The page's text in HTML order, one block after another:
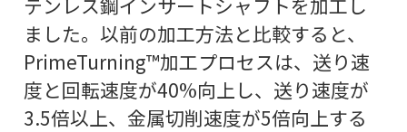
ました。以前の加工方法と比較すると、
PrimeTurning™加工プロセスは、送り速
度と回転速度が40%向上し、送り速度が
3.5倍以上、金属切削速度が5倍向上する